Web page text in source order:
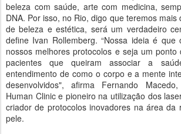
beleza com saúde, arte com medicina,
DNA. Por isso, no Rio, digo que teremos mais
de beleza e estética, será um verdadeiro
define Ivan Rollemberg. “Nossa ideia é que
nossos melhores protocolos e seja um
pacientes que queiram associar a
entendimento de como o corpo e a mente
desenvolvidos", afirma Fernando
Human Clinic e pioneiro na utilização dos
criador de protocolos inovadores na área da
pele.